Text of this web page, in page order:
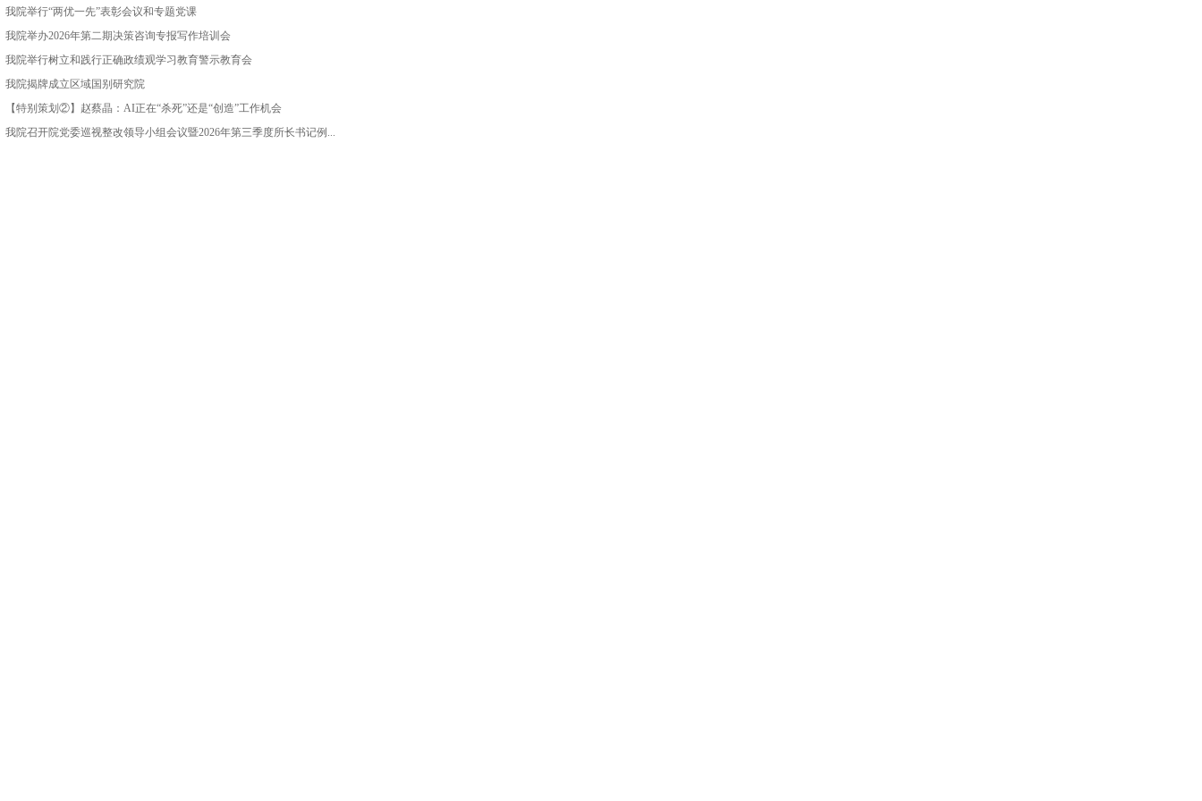
我院举行“两优一先”表彰会议和专题党课
我院举办2026年第二期决策咨询专报写作培训会
我院举行树立和践行正确政绩观学习教育警示教育会
我院揭牌成立区域国别研究院
【特别策划②】赵蔡晶：AI正在“杀死”还是“创造”工作机会
我院召开院党委巡视整改领导小组会议暨2026年第三季度所长书记例...